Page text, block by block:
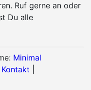
Ruf gerne an oder
Du alle
Minimal
Kontakt